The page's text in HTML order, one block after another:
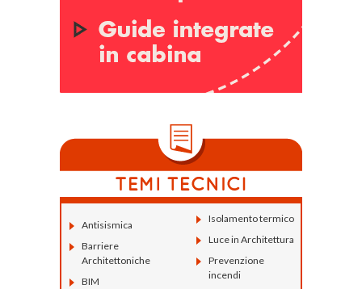
Antisismica
Barriere
Architettoniche
BIM
Isolamento termico
Luce in Architettura
Prevenzione
incendi